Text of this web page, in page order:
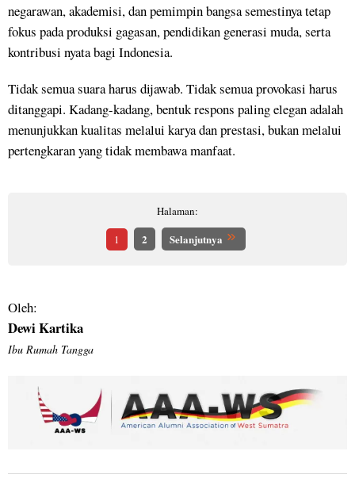
negarawan, akademisi, dan pemimpin bangsa semestinya tetap
fokus pada produksi gagasan, pendidikan generasi muda, serta
kontribusi nyata bagi Indonesia.
Tidak semua suara harus dijawab. Tidak semua provokasi harus
ditanggapi. Kadang-kadang, bentuk respons paling elegan adalah
menunjukkan kualitas melalui karya dan prestasi, bukan melalui
pertengkaran yang tidak membawa manfaat.
Halaman:
1
2 Selanjutnya
Oleh:
Dewi Kartika
Ibu Rumah Tangga